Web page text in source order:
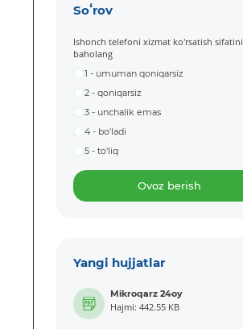
Soʻrov
Ishonch telefoni xizmat ko'rsatish sifatini
baholang
1 - umuman qoniqarsiz
2 - qoniqarsiz
3 - unchalik emas
4 - bo'ladi
5 - to'liq
Ovoz berish
Yangi hujjatlar
Mikroqarz 24oy
Hajmi: 442.55 KB